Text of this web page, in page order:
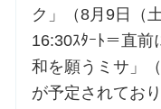
ク」（8月9日（
16:30ｽﾀｰﾄ＝直
和を願うミサ」
が予定されてお